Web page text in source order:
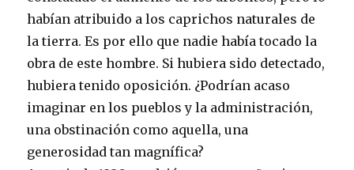
habían atribuido a los caprichos naturales de
la tierra. Es por ello que nadie había tocado la
obra de este hombre. Si hubiera sido detectado,
hubiera tenido oposición. ¿Podrían acaso
imaginar en los pueblos y la administración,
una obstinación como aquella, una
generosidad tan magnífica?